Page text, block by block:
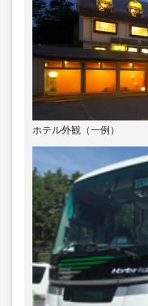
ホテル外観（一例）